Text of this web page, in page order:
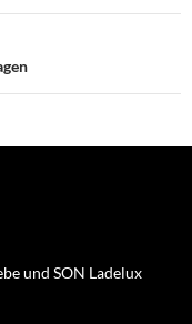
und SON Ladelux